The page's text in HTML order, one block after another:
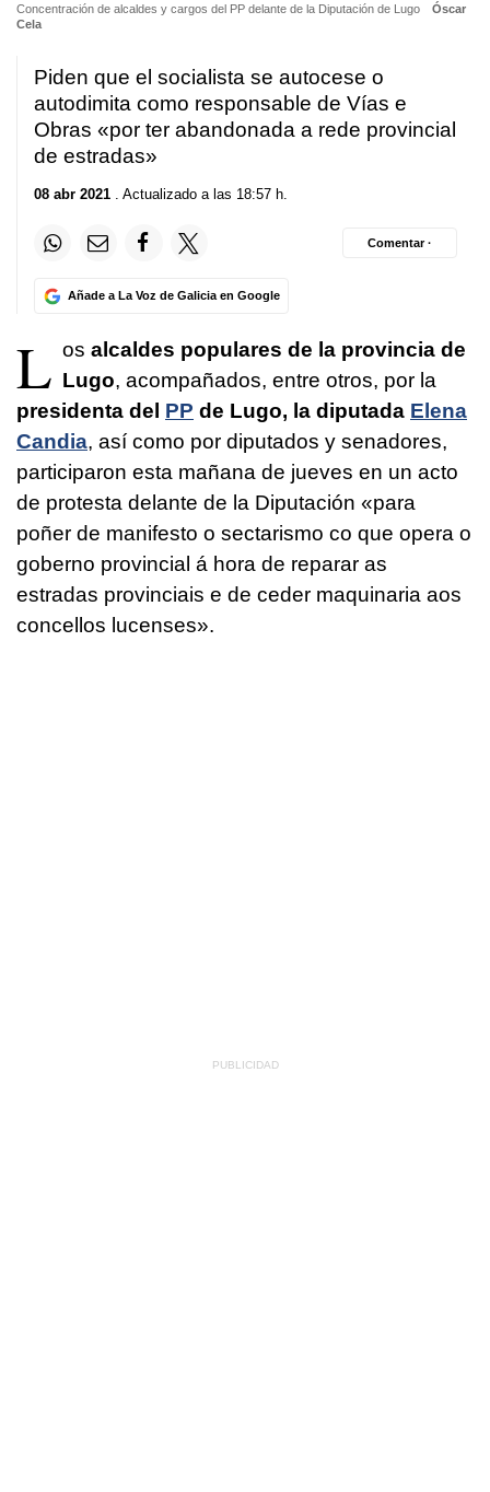
Concentración de alcaldes y cargos del PP delante de la Diputación de Lugo
Óscar
Cela
Piden que el socialista se autocese o
autodimita como responsable de Vías e
Obras «por ter abandonada a rede provincial
de estradas»
08 abr 2021 . Actualizado a las 18:57 h.
Añade a La Voz de Galicia en Google
Comentar ·
L os alcaldes populares de la provincia de
Lugo, acompañados, entre otros, por la
presidenta del PP de Lugo, la diputada Elena
Candia, así como por diputados y senadores,
participaron esta mañana de jueves en un acto
de protesta delante de la Diputación «para
poñer de manifesto o sectarismo co que opera o
goberno provincial á hora de reparar as
estradas provinciais e de ceder maquinaria aos
concellos lucenses».